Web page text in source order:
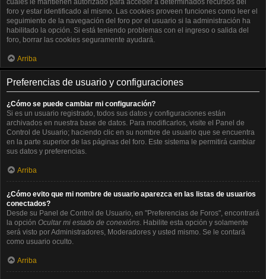
foro y estar identificado al mismo. Las cookies proveen funciones como leer el
seguimiento de la navegación del foro por el usuario si la administración ha
habilitado la opción. Si está teniendo problemas con el ingreso o salida del
foro, borrar las cookies seguramente ayudará.
Arriba
Preferencias de usuario y configuraciones
¿Cómo se puede cambiar mi configuración?
Si es un usuario registrado, todos sus datos y configuraciones están
archivados en nuestra base de datos. Para modificarlos, visite el Panel de
Control de Usuario; haciendo clic en su nombre de usuario que se encuentra
en la parte superior de las páginas del foro. Este sistema le permitirá cambiar
sus datos y preferencias.
Arriba
¿Cómo evito que mi nombre de usuario aparezca en las listas de usuarios
conectados?
Desde su Panel de Control de Usuario, en "Preferencias de Foros", encontrará
la opción Ocultar mi estado de conexións . Habilite esta opción y solamente
será visto por Administradores, Moderadores y usted mismo. Se le contará
como usuario oculto.
Arriba